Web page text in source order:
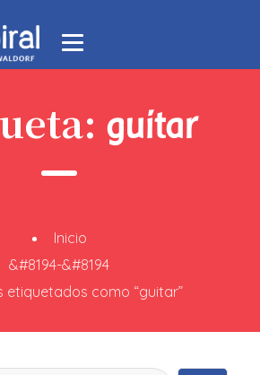
guitar
Inicio
&#8194-&#8194
etiquetados como “guitar”